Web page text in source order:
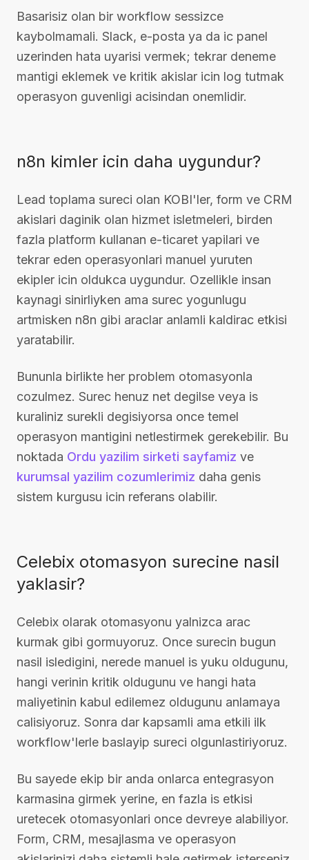
Basarisiz olan bir workflow sessizce
kaybolmamali. Slack, e-posta ya da ic panel
uzerinden hata uyarisi vermek; tekrar deneme
mantigi eklemek ve kritik akislar icin log tutmak
operasyon guvenligi acisindan onemlidir.
n8n kimler icin daha uygundur?
Lead toplama sureci olan KOBI'ler, form ve CRM
akislari daginik olan hizmet isletmeleri, birden
fazla platform kullanan e-ticaret yapilari ve
tekrar eden operasyonlari manuel yuruten
ekipler icin oldukca uygundur. Ozellikle insan
kaynagi sinirliyken ama surec yogunlugu
artmisken n8n gibi araclar anlamli kaldirac etkisi
yaratabilir.
Bununla birlikte her problem otomasyonla
cozulmez. Surec henuz net degilse veya is
kuraliniz surekli degisiyorsa once temel
operasyon mantigini netlestirmek gerekebilir. Bu
noktada Ordu yazilim sirketi sayfamiz ve
kurumsal yazilim cozumlerimiz daha genis
sistem kurgusu icin referans olabilir.
Celebix otomasyon surecine nasil
yaklasir?
Celebix olarak otomasyonu yalnizca arac
kurmak gibi gormuyoruz. Once surecin bugun
nasil isledigini, nerede manuel is yuku oldugunu,
hangi verinin kritik oldugunu ve hangi hata
maliyetinin kabul edilemez oldugunu anlamaya
calisiyoruz. Sonra dar kapsamli ama etkili ilk
workflow'lerle baslayip sureci olgunlastiriyoruz.
Bu sayede ekip bir anda onlarca entegrasyon
karmasina girmek yerine, en fazla is etkisi
uretecek otomasyonlari once devreye alabiliyor.
Form, CRM, mesajlasma ve operasyon